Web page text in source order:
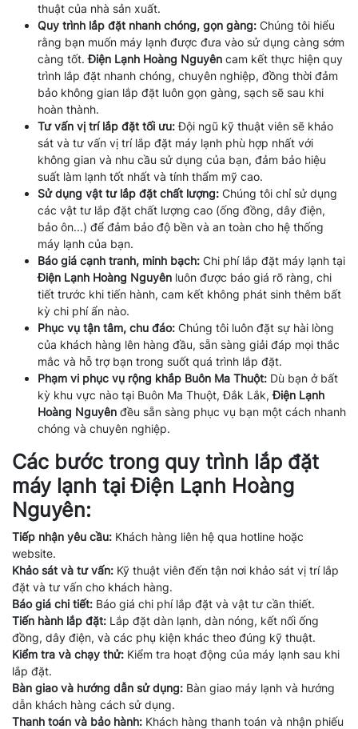
thuật của nhà sản xuất.
Quy trình lắp đặt nhanh chóng, gọn gàng: Chúng tôi hiểu
rằng bạn muốn máy lạnh được đưa vào sử dụng càng sớm
càng tốt.Điện Lạnh Hoàng Nguyên cam kết thực hiện quy
trình lắp đặt nhanh chóng, chuyên nghiệp, đồng thời đảm
bảo không gian lắp đặt luôn gọn gàng, sạch sẽ sau khi
hoàn thành.
Tư vấn vị trí lắp đặt tối ưu:Đội ngũ kỹ thuật viên sẽ khảo
sát và tư vấn vị trí lắp đặt máy lạnh phù hợp nhất với
không gian và nhu cầu sử dụng của bạn, đảm bảo hiệu
suất làm lạnh tốt nhất và tính thẩm mỹ cao.
Sử dụng vật tư lắp đặt chất lượng: Chúng tôi chỉ sử dụng
các vật tư lắp đặt chất lượng cao (ống đồng, dây điện,
bảo ôn...) để đảm bảo độ bền và an toàn cho hệ thống
máy lạnh của bạn.
Báo giá cạnh tranh, minh bạch: Chi phí lắp đặt máy lạnh tại
Điện Lạnh Hoàng Nguyên luôn được báo giá rõ ràng, chi
tiết trước khi tiến hành, cam kết không phát sinh thêm bất
kỳ chi phí ẩn nào.
Phục vụ tận tâm, chu đáo: Chúng tôi luôn đặt sự hài lòng
của khách hàng lên hàng đầu, sẵn sàng giải đáp mọi thắc
mắc và hỗ trợ bạn trong suốt quá trình lắp đặt.
Phạm vi phục vụ rộng khắp Buôn Ma Thuột: Dù bạn ở bất
kỳ khu vực nào tại Buôn Ma Thuột, Đắk Lắk,Điện Lạnh
Hoàng Nguyên đều sẵn sàng phục vụ bạn một cách nhanh
chóng và chuyên nghiệp.
Các bước trong quy trình lắp đặt
máy lạnh tại Điện Lạnh Hoàng
Nguyên:
Tiếp nhận yêu cầu: Khách hàng liên hệ qua hotline hoặc
website.
Khảo sát và tư vấn: Kỹ thuật viên đến tận nơi khảo sát vị trí lắp
đặt và tư vấn cho khách hàng.
Báo giá chi tiết: Báo giá chi phí lắp đặt và vật tư cần thiết.
Tiến hành lắp đặt: Lắp đặt dàn lạnh, dàn nóng, kết nối ống
đồng, dây điện, và các phụ kiện khác theo đúng kỹ thuật.
Kiểm tra và chạy thử: Kiểm tra hoạt động của máy lạnh sau khi
lắp đặt.
Bàn giao và hướng dẫn sử dụng: Bàn giao máy lạnh và hướng
dẫn khách hàng cách sử dụng.
Thanh toán và bảo hành: Khách hàng thanh toán và nhận phiếu